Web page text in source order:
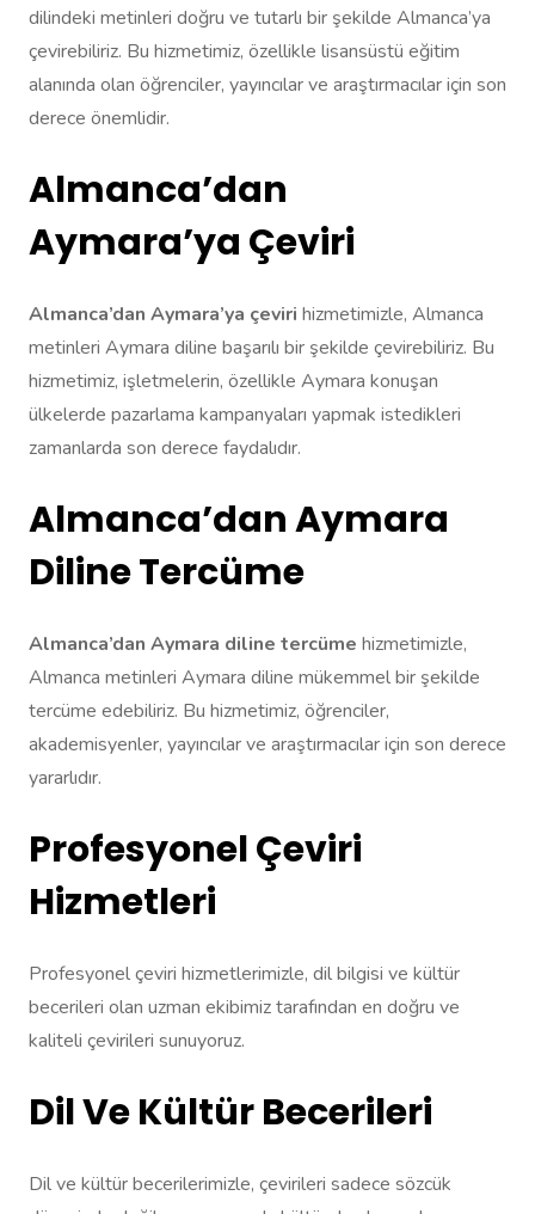
dilindeki metinleri doğru ve tutarlı bir şekilde Almanca’ya
çevirebiliriz. Bu hizmetimiz, özellikle lisansüstü eğitim
alanında olan öğrenciler, yayıncılar ve araştırmacılar için son
derece önemlidir.
Almanca’dan
Aymara’ya Çeviri
Almanca’dan Aymara’ya çeviri hizmetimizle, Almanca
metinleri Aymara diline başarılı bir şekilde çevirebiliriz. Bu
hizmetimiz, işletmelerin, özellikle Aymara konuşan
ülkelerde pazarlama kampanyaları yapmak istedikleri
zamanlarda son derece faydalıdır.
Almanca’dan Aymara
Diline Tercüme
Almanca’dan Aymara diline tercüme hizmetimizle,
Almanca metinleri Aymara diline mükemmel bir şekilde
tercüme edebiliriz. Bu hizmetimiz, öğrenciler,
akademisyenler, yayıncılar ve araştırmacılar için son derece
yararlıdır.
Profesyonel Çeviri
Hizmetleri
Profesyonel çeviri hizmetlerimizle, dil bilgisi ve kültür
becerileri olan uzman ekibimiz tarafından en doğru ve
kaliteli çevirileri sunuyoruz.
Dil Ve Kültür Becerileri
Dil ve kültür becerilerimizle, çevirileri sadece sözcük